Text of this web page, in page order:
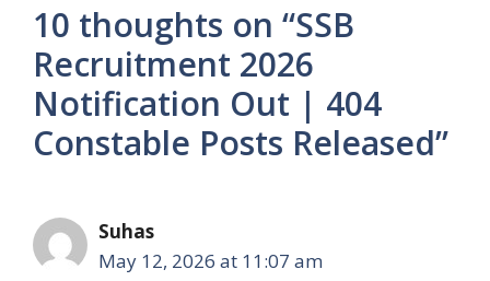
10 thoughts on “SSB
Recruitment 2026
Notification Out | 404
Constable Posts Released”
Suhas
May 12, 2026 at 11:07 am